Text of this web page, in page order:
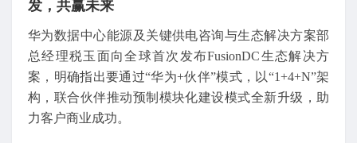
发，共赢未来
华为数据中心能源及关键供电咨询与生态解决方案部
总经理税玉面向全球首次发布FusionDC生态解决方
案，明确指出要通过“华为+伙伴”模式，以“1+4+N”架
构，联合伙伴推动预制模块化建设模式全新升级，助
力客户商业成功。